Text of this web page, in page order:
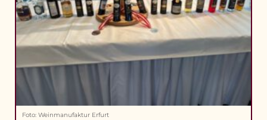
Foto: Weinmanufaktur Erfurt